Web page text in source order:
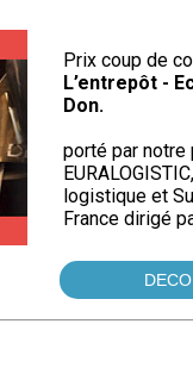
Prix coup de
L’entrepôt -
Don.
porté par notre
logistique et
France dirigé